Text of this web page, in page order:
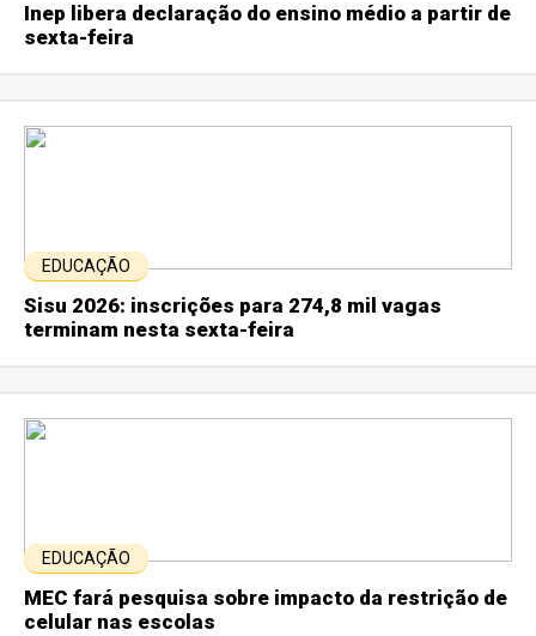
Inep libera declaração do ensino médio a partir de
sexta-feira
EDUCAÇÃO
Sisu 2026: inscrições para 274,8 mil vagas
terminam nesta sexta-feira
EDUCAÇÃO
MEC fará pesquisa sobre impacto da restrição de
celular nas escolas